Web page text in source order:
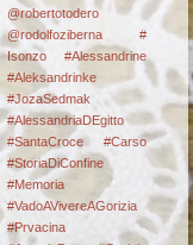
@robertotodero
@rodolfoziberna
#
Isonzo
#Alessandrine
#Aleksandrinke
#JozaSedmak
#AlessandriaDEgitto
#SantaCroce #Carso
#StoriaDiConfine
#Memoria
#VadoAVivereAGorizia
#Prvacina